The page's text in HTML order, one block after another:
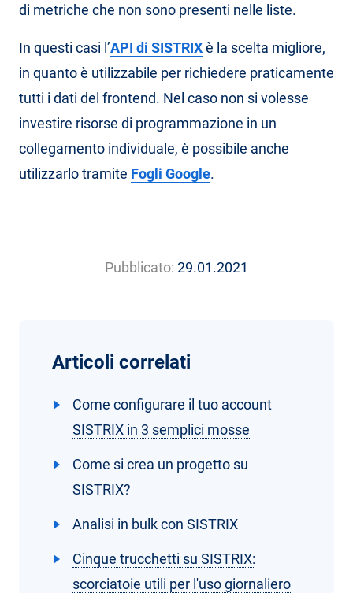
di metriche che non sono presenti nelle liste.
In questi casi l’API di SISTRIXè la scelta migliore,
in quanto è utilizzabile per richiedere praticamente
tutti i dati del frontend. Nel caso non si volesse
investire risorse di programmazione in un
collegamento individuale, è possibile anche
utilizzarlo tramite Fogli Google.
Pubblicato: 29.01.2021
Articoli correlati
Come configurare il tuo account
SISTRIX in 3 semplici mosse
Come si crea un progetto su
SISTRIX?
Analisi in bulk con SISTRIX
Cinque trucchetti su SISTRIX:
scorciatoie utili per l'uso giornaliero